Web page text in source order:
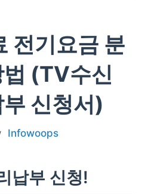
전기요금 분
(TV수신
신청서)
Infowoops
납부 신청!